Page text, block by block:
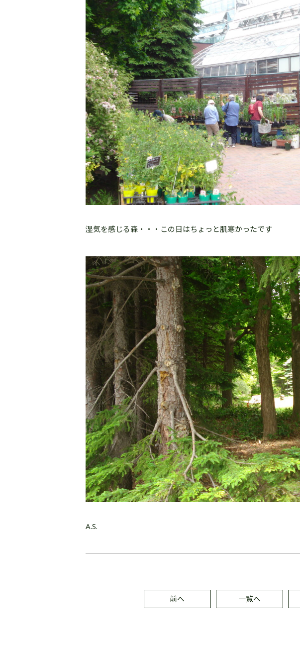
湿気を感じる森・・・この日はちょっと肌寒かったです
A.S.
前へ 一覧へ